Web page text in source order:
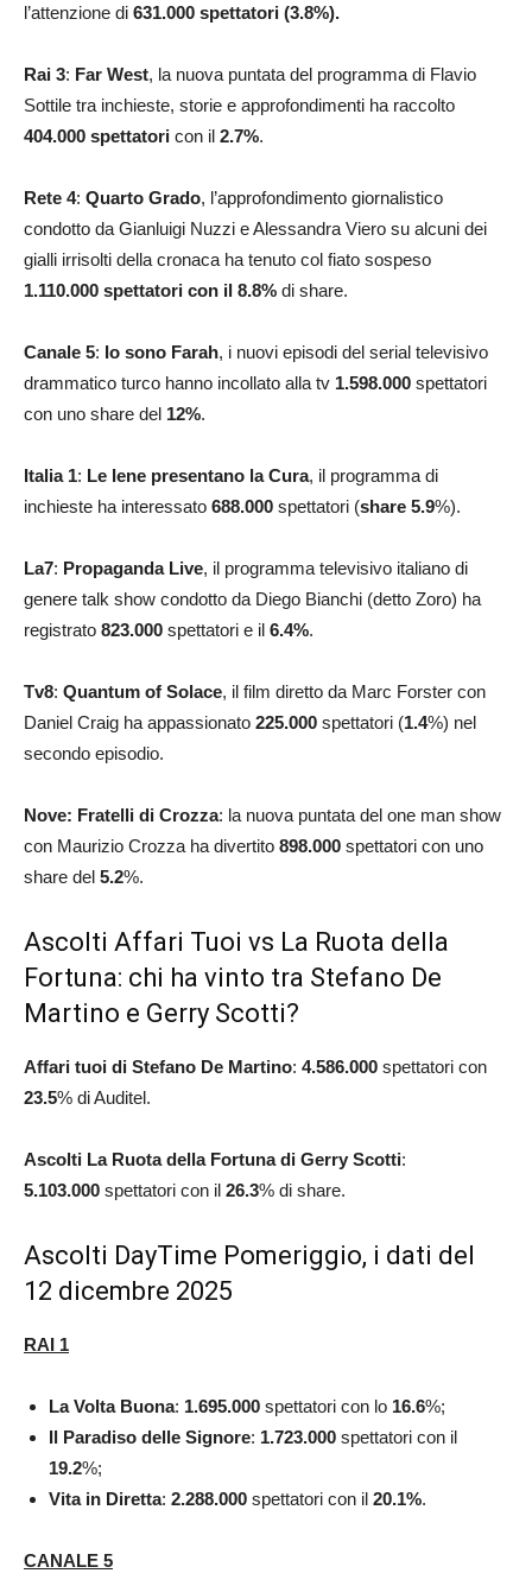
l’attenzione di 631.000 spettatori (3.8%).
Rai 3: Far West, la nuova puntata del programma di Flavio
Sottile tra inchieste, storie e approfondimenti ha raccolto
404.000 spettatori con il 2.7%.
Rete 4: Quarto Grado, l’approfondimento giornalistico
condotto da Gianluigi Nuzzi e Alessandra Viero su alcuni dei
gialli irrisolti della cronaca ha tenuto col fiato sospeso
1.110.000 spettatori con il 8.8% di share.
Canale 5: Io sono Farah, i nuovi episodi del serial televisivo
drammatico turco hanno incollato alla tv 1.598.000 spettatori
con uno share del 12%.
Italia 1: Le Iene presentano la Cura, il programma di
inchieste ha interessato 688.000 spettatori (share 5.9%).
La7: Propaganda Live, il programma televisivo italiano di
genere talk show condotto da Diego Bianchi (detto Zoro) ha
registrato 823.000 spettatori e il 6.4%.
Tv8: Quantum of Solace, il film diretto da Marc Forster con
Daniel Craig ha appassionato 225.000 spettatori (1.4%) nel
secondo episodio.
Nove: Fratelli di Crozza: la nuova puntata del one man show
con Maurizio Crozza ha divertito 898.000 spettatori con uno
share del 5.2%.
Ascolti Affari Tuoi vs La Ruota della
Fortuna: chi ha vinto tra Stefano De
Martino e Gerry Scotti?
Affari tuoi di Stefano De Martino: 4.586.000 spettatori con
23.5% di Auditel.
Ascolti La Ruota della Fortuna di Gerry Scotti:
5.103.000 spettatori con il 26.3% di share.
Ascolti DayTime Pomeriggio, i dati del
12 dicembre 2025
RAI 1
La Volta Buona: 1.695.000 spettatori con lo 16.6%;
Il Paradiso delle Signore: 1.723.000 spettatori con il
19.2%;
Vita in Diretta: 2.288.000 spettatori con il 20.1%.
CANALE 5